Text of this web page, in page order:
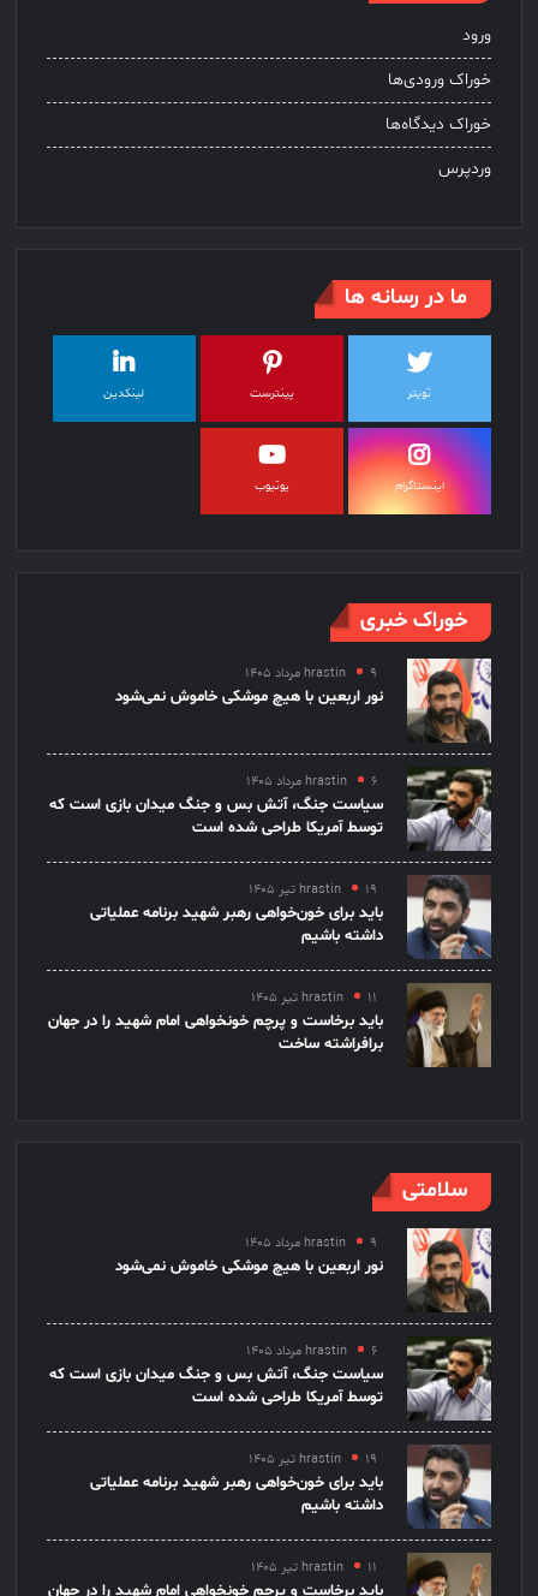
ورود
خوراک ورودی‌ها
خوراک دیدگاه‌ها
وردپرس
ما در رسانه ها
تویتر پینترست لینکدین
اینستاگرام یوتیوب
خوراک خبری
hrastin ۹ مرداد ۱۴۰۵
نور اربعین با هیچ موشکی خاموش نمی‌شود
hrastin ۶ مرداد ۱۴۰۵
سیاست جنگ، آتش بس و جنگ میدان بازی است که
توسط آمریکا طراحی شده است
hrastin ۱۹ تیر ۱۴۰۵
باید برای خون‌خواهی رهبر شهید برنامه عملیاتی
داشته باشیم
hrastin ۱۱ تیر ۱۴۰۵
باید برخاست و پرچم خونخواهی امام شهید را در جهان
برافراشته ساخت
سلامتی
hrastin ۹ مرداد ۱۴۰۵
نور اربعین با هیچ موشکی خاموش نمی‌شود
hrastin ۶ مرداد ۱۴۰۵
سیاست جنگ، آتش بس و جنگ میدان بازی است که
توسط آمریکا طراحی شده است
hrastin ۱۹ تیر ۱۴۰۵
باید برای خون‌خواهی رهبر شهید برنامه عملیاتی
داشته باشیم
hrastin ۱۱ تیر ۱۴۰۵
باید برخاست و پرچم خونخواهی امام شهید را در جهان